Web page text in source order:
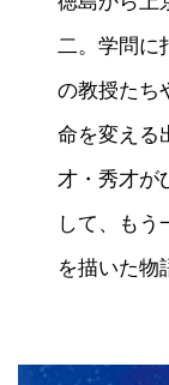
二。学問に
の教授たち
命を変える
才・秀才が
して、もう
を描いた物